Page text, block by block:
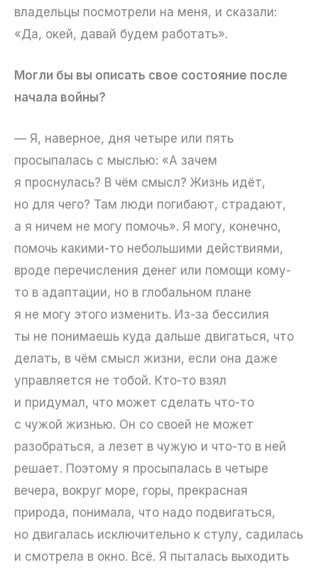
владельцы посмотрели на меня, и сказали:
«Да, окей, давай будем работать».
Могли бы вы описать свое состояние после
начала войны?
— Я, наверное, дня четыре или пять
просыпалась с мыслью: «А зачем
я проснулась? В чём смысл? Жизнь идёт,
но для чего? Там люди погибают, страдают,
а я ничем не могу помочь». Я могу, конечно,
помочь какими-то небольшими действиями,
вроде перечисления денег или помощи кому-
то в адаптации, но в глобальном плане
я не могу этого изменить. Из-за бессилия
ты не понимаешь куда дальше двигаться, что
делать, в чём смысл жизни, если она даже
управляется не тобой. Кто-то взял
и придумал, что может сделать что-то
с чужой жизнью. Он со своей не может
разобраться, а лезет в чужую и что-то в ней
решает. Поэтому я просыпалась в четыре
вечера, вокруг море, горы, прекрасная
природа, понимала, что надо подвигаться,
но двигалась исключительно к стулу, садилась
и смотрела в окно. Всё. Я пыталась выходить